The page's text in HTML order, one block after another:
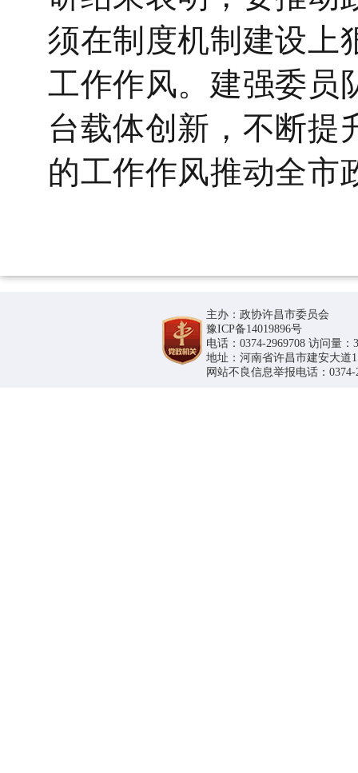
须在制度机制建设上
工作作风。建强委员
台载体创新，不断提
的工作作风推动全市
主办：政协许昌市委员会
豫ICP备14019896号
电话：0374-2969708 访问量：
地址：河南省许昌市建安大道
网站不良信息举报电话：